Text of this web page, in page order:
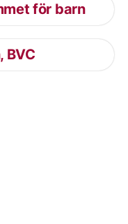
för barn
BVC